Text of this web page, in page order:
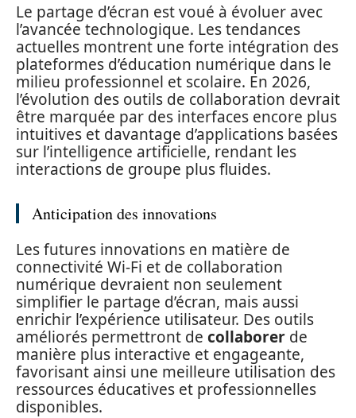
Le partage d’écran est voué à évoluer avec
l’avancée technologique. Les tendances
actuelles montrent une forte intégration des
plateformes d’éducation numérique dans le
milieu professionnel et scolaire. En 2026,
l’évolution des outils de collaboration devrait
être marquée par des interfaces encore plus
intuitives et davantage d’applications basées
sur l’intelligence artificielle, rendant les
interactions de groupe plus fluides.
Anticipation des innovations
Les futures innovations en matière de
connectivité Wi-Fi et de collaboration
numérique devraient non seulement
simplifier le partage d’écran, mais aussi
enrichir l’expérience utilisateur. Des outils
améliorés permettront de collaborer de
manière plus interactive et engageante,
favorisant ainsi une meilleure utilisation des
ressources éducatives et professionnelles
disponibles.